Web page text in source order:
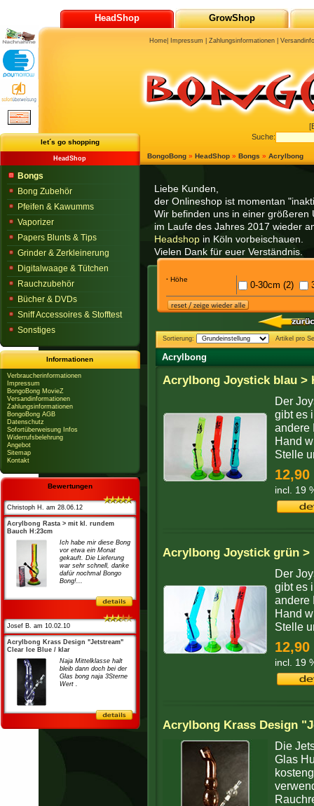
Liebe Kunden,
der Onlineshop ist momentan
Wir befinden uns in einer größeren
im Laufe des Jahres 2017 wieder
Headshop in Köln vorbeischauen.
Vielen Dank für euer Verständnis.
· Höhe
0-30cm (2)
Sortierung: Artikel pro
Acrylbong
Acrylbong Joystick blau >
Der
gibt es
andere
Hand
Stelle
12,90
incl. 19
Acrylbong Joystick grün >
Der
gibt es
andere
Hand
Stelle
12,90
incl. 19
Acrylbong Krass Design
Die
Glas
BongoBong » HeadShop » Bongs » Acrylbong
let´s go shopping
HeadShop
Bongs
Bong Zubehör
Pfeifen & Kawumms
Vaporizer
Papers Blunts & Tips
Grinder & Zerkleinerung
Digitalwaage & Tütchen
Rauchzubehör
Bücher & DVDs
Sniff Accessoires & Stofftest
Sonstiges
Informationen
Verbraucherinformationen
Impressum
BongoBong MovieZ
Versandinformationen
Zahlungsinformationen
BongoBong AGB
Datenschutz
Sofortüberweisung Infos
Widerrufsbelehrung
Angebot
Sitemap
Kontakt
Bewertungen
Christoph H. am 28.06.12
Acrylbong Rasta > mit kl. rundem
Bauch H:23cm
Ich habe mir diese Bong
vor etwa ein Monat
gekauft. Die Lieferung
war sehr schnell, danke
dafür nochmal Bongo
Bong!...
Josef B. am 10.02.10
Acrylbong Krass Design "Jetstream"
Clear Ice Blue / klar
Naja Mittelklasse halt
bleib dann doch bei der
Glas bong naja 3Sterne
Wert .
HeadShop GrowShop
Suche:
Home Impressum |Zahlungsinformationen |